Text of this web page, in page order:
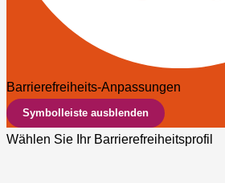
Barrierefreiheits-Anpassungen
Symbolleiste ausblenden
Wählen Sie Ihr Barrierefreiheitsprofil